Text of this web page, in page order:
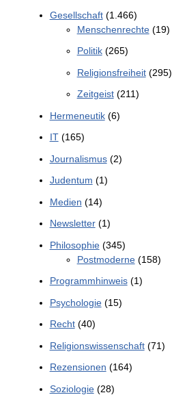
Gesellschaft(1.466)
Menschenrechte(19)
Politik(265)
Religionsfreiheit(295)
Zeitgeist(211)
Hermeneutik(6)
IT(165)
Journalismus(2)
Judentum (1)
Medien (14)
Newsletter(1)
Philosophie(345)
Postmoderne(158)
Programmhinweis(1)
Psychologie(15)
Recht(40)
Religionswissenschaft(71)
Rezensionen (164)
Soziologie(28)